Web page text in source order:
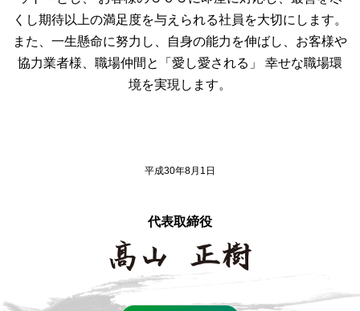
くし期待以上の満足度を与えられる社員を大切にします。
また、一生懸命に努力し、自身の能力を伸ばし、お客様や
協力業者様、職場仲間と「愛し愛される」
幸せな職場環
境を実現します。
平成30年8月1日
代表取締役